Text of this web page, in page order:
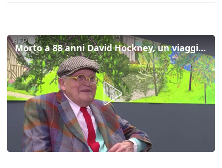
Morto a 88 anni David Hockney, un viaggio attraverso il suo amore per l'arte e la natura